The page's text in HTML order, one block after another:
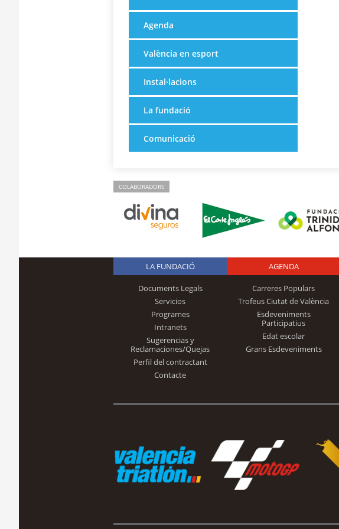
Agenda
València en esport
Instal·lacions
La fundació
Comunicació
COLABORADORS
Logo Fundación
Trinidad Alfonso
LA FUNDACIÓ
Documents Legals
Servicios
Programes
Intranets
Sugerencias y
Reclamaciones/Quejas
Perfil del contractant
Contacte
AGENDA
Carreres Populars
Trofeus Ciutat de València
Esdeveniments
Participatius
Edat escolar
Grans Esdeveniments